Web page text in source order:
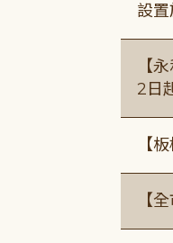
設
【
2日
【
【